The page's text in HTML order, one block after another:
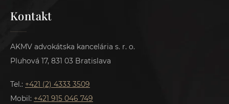
Kontakt
AKMV advokátska kancelária s. r. o.
Pluhová 17, 831 03 Bratislava
Tel.: +421 (2) 4333 3509
Mobil: +421 915 046 749